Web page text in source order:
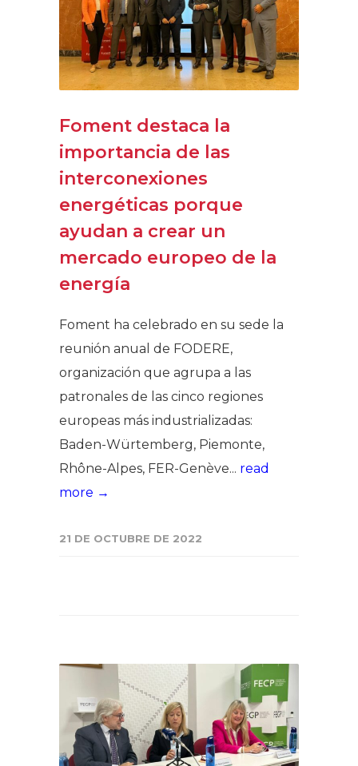
Foment destaca la
importancia de las
interconexiones
energéticas porque
ayudan a crear un
mercado europeo de la
energía
Foment ha celebrado en su sede la
reunión anual de FODERE,
organización que agrupa a las
patronales de las cinco regiones
europeas más industrializadas:
Baden-Würtemberg, Piemonte,
Rhône-Alpes, FER-Genève... read
more →
21 DE OCTUBRE DE 2022